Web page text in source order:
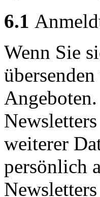
6.1
Wenn Sie
weiterer
persönlich